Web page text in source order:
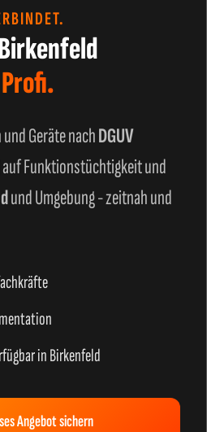
Geräte nachDGUV
auf Funktionstüchtigkeit und
und Umgebung - zeitnah und
in Birkenfeld
Angebot sichern